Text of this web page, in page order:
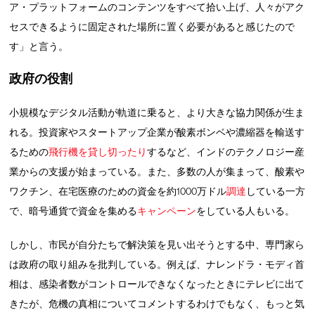
ア・プラットフォームのコンテンツをすべて拾い上げ、人々がアク
セスできるように固定された場所に置く必要があると感じたので
す」と言う。
政府の役割
小規模なデジタル活動が軌道に乗ると、より大きな協力関係が生ま
れる。投資家やスタートアップ企業が酸素ボンベや濃縮器を輸送す
るための飛行機を貸し切ったりするなど、インドのテクノロジー産
業からの支援が始まっている。また、多数の人が集まって、酸素や
ワクチン、在宅医療のための資金を約1000万ドル調達 している一方
で、暗号通貨で資金を集めるキャンペーンをしている人もいる。
しかし、市民が自分たちで解決策を見い出そうとする中、専門家ら
は政府の取り組みを批判している。例えば、ナレンドラ・モディ首
相は、感染者数がコントロールできなくなったときにテレビに出て
きたが、危機の真相についてコメントするわけでもなく、もっと気